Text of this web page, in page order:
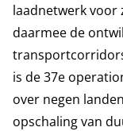
laadnetwerk voor
daarmee de
is de 37e
over negen
opschaling van